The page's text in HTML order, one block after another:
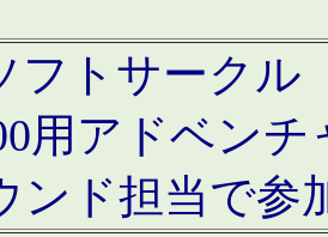
フトサークル
用アドベン
ンド担当で参